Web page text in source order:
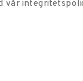
vår